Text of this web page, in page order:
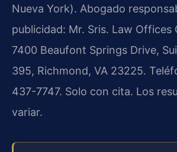
Nueva York). Abogado
publicidad: Mr. Sris. Law Offices
7400 Beaufont Springs Drive,
395, Richmond, VA 23225.
437-7747. Solo con cita. Los
variar.